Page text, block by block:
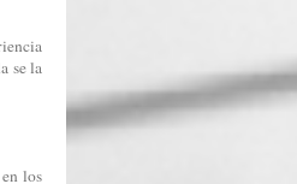
se la
los